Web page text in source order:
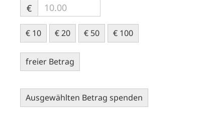
€
€ 10 € 20 € 50 € 100
freier Betrag
Ausgewählten Betrag spenden